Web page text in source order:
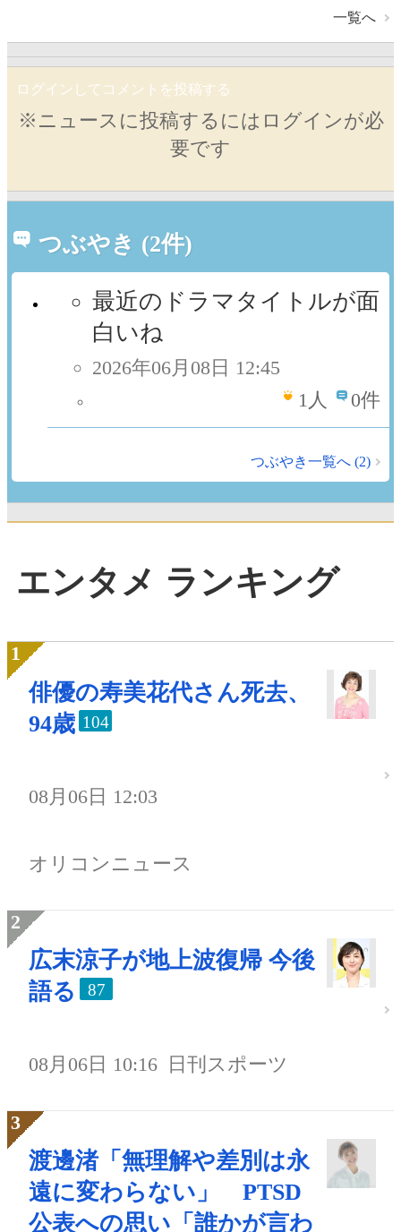
一覧へ
ログインしてコメントを投稿する
※ニュースに投稿するにはログインが必
要です
つぶやき (2件)
最近のドラマタイトルが面
白いね
2026年06月08日 12:45
1人 0件
つぶやき一覧へ (2)
エンタメ ランキング
俳優の寿美花代さん死去、
94歳 104
08月06日 12:03
オリコンニュース
広末涼子が地上波復帰 今後
語る
87
08月06日 10:16 日刊スポーツ
渡邊渚「無理解や差別は永
遠に変わらない」 PTSD
公表への思い「誰かが言わ